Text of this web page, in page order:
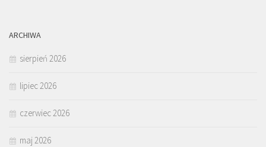
ARCHIWA
sierpień 2026
lipiec 2026
czerwiec 2026
maj 2026